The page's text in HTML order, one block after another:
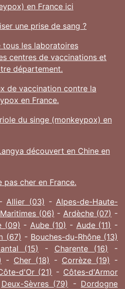
en France ici
une prise de sang ?
tous les laboratoires
centres de vaccinations et
département.
de vaccination contre la
en France.
du singe (monkeypox) en
découvert en Chine en
cher en France.
- Allier (03) - Alpes-de-Haute-
(06) - Ardèche (07) -
(09) - Aube (10) - Aude (11) -
(67) - Bouches-du-Rhône (13)
(15) - Charente (16)
-
- Cher (18) - Corrèze (19) -
d'Or (21) - Côtes-d'Armor
Deux-Sèvres (79) - Dordogne